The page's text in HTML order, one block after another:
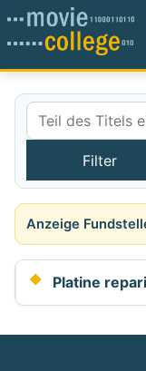
Teil des Titels
Filter
Anzeige #
Platine